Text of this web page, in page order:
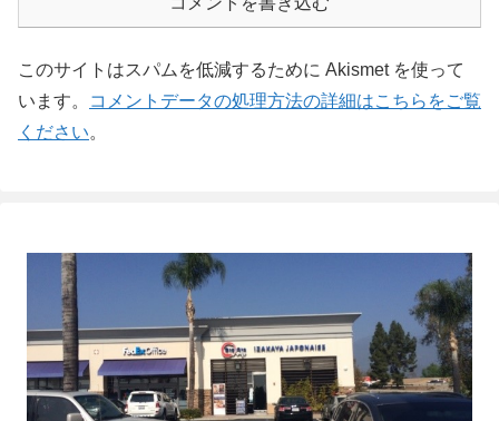
このサイトはスパムを低減するために Akismet を使って
います。
コメントデータの処理方法の詳細はこちらをご覧
ください。